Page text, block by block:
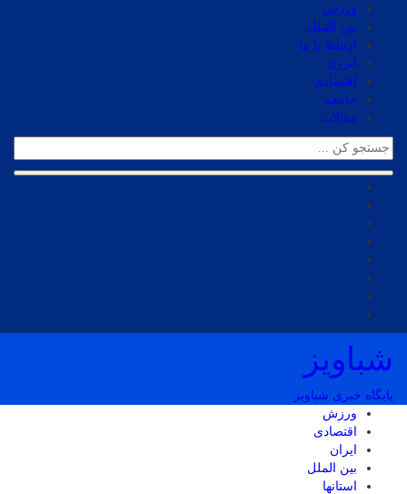
ورزش
بین الملل
ارتباط با ما
انرژی
اقتصادی
جامعه
مقالات
شباویز
پایگاه خبری شباویز
ورزش
اقتصادی
ایران
بین الملل
استانها